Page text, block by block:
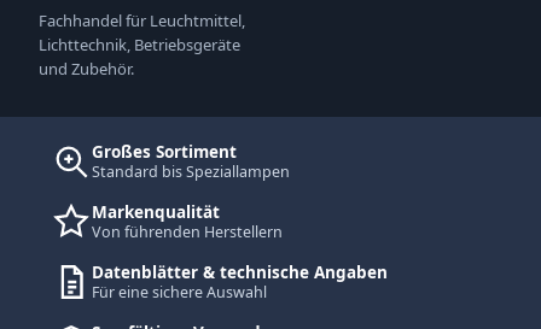
Fachhandel für Leuchtmittel,
Lichttechnik, Betriebsgeräte
und Zubehör.
Großes Sortiment
Standard bis Speziallampen
Markenqualität
Von führenden Herstellern
Datenblätter & technische Angaben
Für eine sichere Auswahl